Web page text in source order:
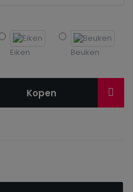
Eiken Beuken
Kopen